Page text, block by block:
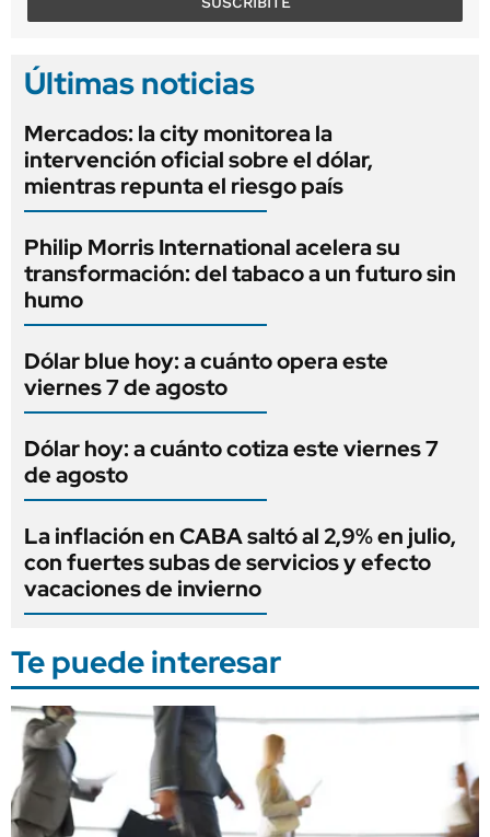
Últimas noticias
Mercados: la city monitorea la
intervención oficial sobre el dólar,
mientras repunta el riesgo país
Philip Morris International acelera su
transformación: del tabaco a un futuro sin
humo
Dólar blue hoy: a cuánto opera este
viernes 7 de agosto
Dólar hoy: a cuánto cotiza este viernes 7
de agosto
La inflación en CABA saltó al 2,9% en julio,
con fuertes subas de servicios y efecto
vacaciones de invierno
Te puede interesar